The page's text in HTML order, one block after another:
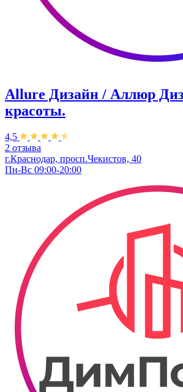
Allure Дизайн / Аллюр
красоты.
4,5
2 отзыва
г.Краснодар, просп.Чекистов, 40
Пн-Вс 09:00-20:00